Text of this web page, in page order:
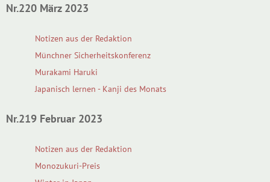
Nr.220 März 2023
Notizen aus der Redaktion
Münchner Sicherheitskonferenz
Murakami Haruki
Japanisch lernen - Kanji des Monats
Nr.219 Februar 2023
Notizen aus der Redaktion
Monozukuri-Preis